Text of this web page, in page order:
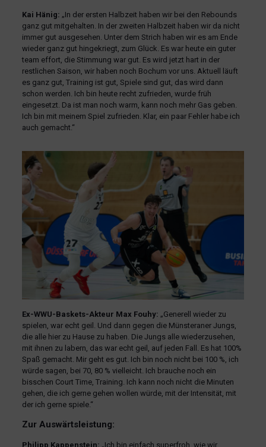
Kai Hänig: „In der ersten Halbzeit haben wir bei den Rebounds
ganz gut mitgehalten. In der zweiten Halbzeit haben wir da nicht
immer gut ausgesehen. Unter dem Strich haben wir es am Ende
wieder ganz gut hingekriegt, zum Glück. Es war heute ein guter
team effort, die Stimmung war gut. Es wird jetzt hart in der
restlichen Saison, wir haben noch Bochum vor uns. Aktuell läuft
es ganz gut, Training ist gut, Spiele sind gut, das wird dann
schon werden. Ich bin heute recht zufrieden, wurde früh
eingesetzt. Da ist man noch warm, kann noch mehr Gas geben.
Ich bin mit meinem Spiel zufrieden. Klar, ein paar Fehler habe ich
auch gemacht.“
Ex-WWU-Baskets-Akteur Max Fouhy: „Generell wieder zu
spielen, war echt geil. Und dann gegen die Münsteraner Jungs,
die alle hier zu Hause zu haben. Die Jungs alle wiederzusehen,
mit ihnen zu labern, das war echt geil, auf jeden Fall. Es hat 100%
Spaß gemacht. Mir geht es gut. Ich bin noch nicht bei 100 %, ich
würde sagen, bei 70, 80 % vielleicht. Ich brauche noch ein
bisschen Court Time, Training. Ich kann noch nicht die Minuten
gehen, die ich gerne gehen wollen würde, mit der Intensität, mit
der ich gerne spiele.“
Zur Auswärtsleistung:
Philipp Kappenstein: „Ich bin einfach superfroh, wie wir